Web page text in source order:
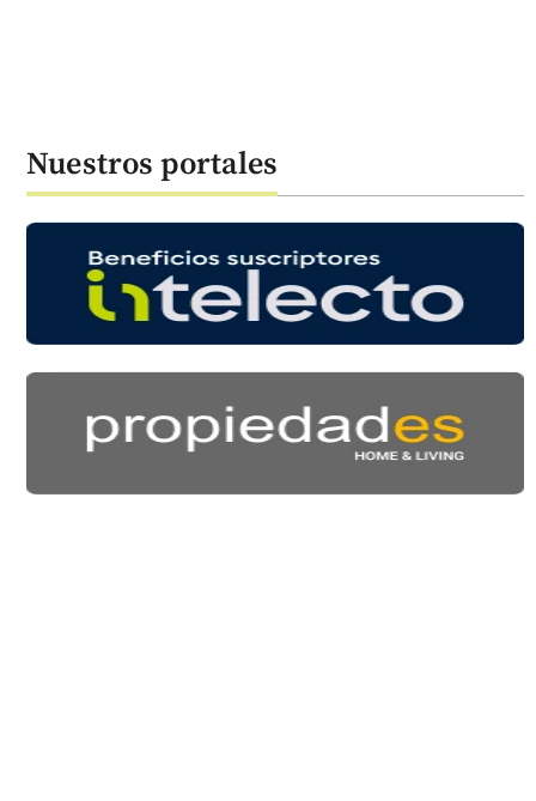
Nuestros portales